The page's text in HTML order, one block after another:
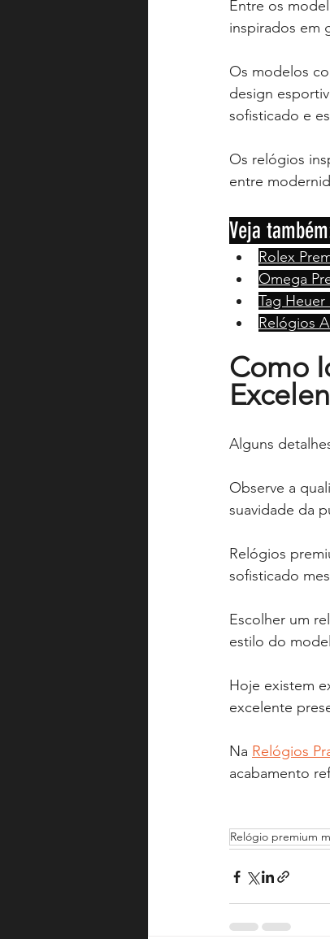
Entre os
inspirados em
Os modelos
design
sofisticado e
Os relógios
entre
Veja
Rolex
Omega
Tag Heuer
Relógios
Como
Alguns
Observe a
suavidade da
Relógios
sofisticado
Escolher um
estilo do
Hoje existem
excelente
Na Relógios
acabamento
Relógio premium